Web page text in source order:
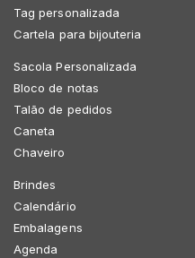
Tag personalizada
Cartela para bijouteria
Sacola Personalizada
Bloco de notas
Talão de pedidos
Caneta
Chaveiro
Brindes
Calendário
Embalagens
Agenda